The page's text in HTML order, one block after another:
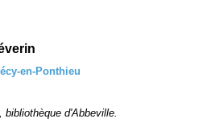
bibliothèque d'Abbeville.